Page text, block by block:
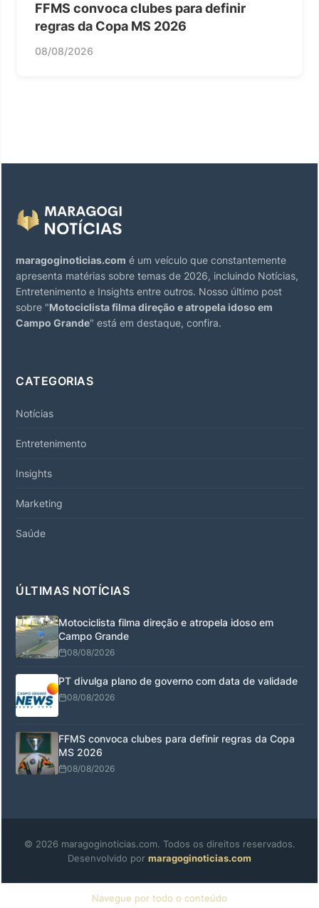
FFMS convoca clubes para definir
regras da Copa MS 2026
08/08/2026
maragoginoticias.com é um veículo que constantemente
apresenta matérias sobre temas de 2026, incluindo Notícias,
Entretenimento e Insights entre outros. Nosso último post
sobre "Motociclista filma direção e atropela idoso em
Campo Grande" está em destaque, confira.
CATEGORIAS
Notícias
Entretenimento
Insights
Marketing
Saúde
ÚLTIMAS NOTÍCIAS
Motociclista filma direção e atropela idoso em
Campo Grande
08/08/2026
PT divulga plano de governo com data de validade
08/08/2026
FFMS convoca clubes para definir regras da Copa
MS 2026
08/08/2026
© 2026 maragoginoticias.com. Todos os direitos reservados.
Desenvolvido por maragoginoticias.com
Navegue por todo o conteúdo